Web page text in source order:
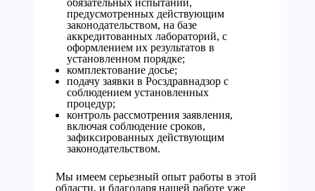
обязательных испытаний,
предусмотренных действующим
законодательством, на базе
аккредитованных лабораторий, с
оформлением их результатов в
установленном порядке;
комплектование досье;
подачу заявки в Росздравнадзор с
соблюдением установленных
процедур;
контроль рассмотрения заявления,
включая соблюдение сроков,
зафиксированных действующим
законодательством.
Мы имеем серьезный опыт работы в этой
области, и благодаря нашей работе уже